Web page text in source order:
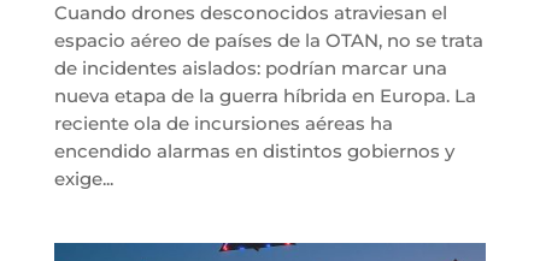
Cuando drones desconocidos atraviesan el
espacio aéreo de países de la OTAN, no se trata
de incidentes aislados: podrían marcar una
nueva etapa de la guerra híbrida en Europa. La
reciente ola de incursiones aéreas ha
encendido alarmas en distintos gobiernos y
exige...